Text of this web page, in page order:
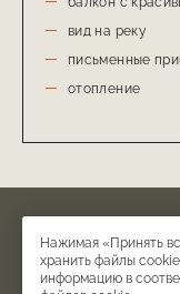
Нажимая «Принять
хранить файлы
информацию в
вид на реку
письменные
отопление
© Бутик отель и